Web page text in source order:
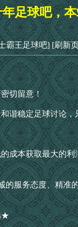
足球吧，
霸王足球吧] [刷新
切留意！
谐稳定足球讨论
成本获取最大的
的服务态度、精准
★